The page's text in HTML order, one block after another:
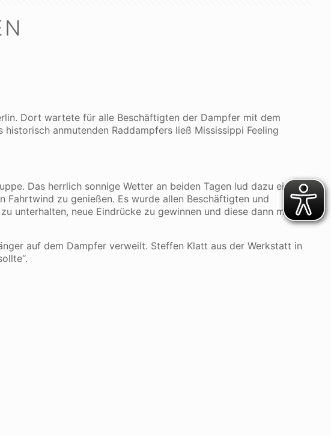
Dort wartete für alle Beschäftigten der Dampfer mit dem
anmutenden Raddampfers ließ Mississippi Feeling
Das herrlich sonnige Wetter an beiden Tagen lud dazu ein,
zu genießen. Es wurde allen Beschäftigten und
unterhalten, neue Eindrücke zu gewinnen und diese dann mit
auf dem Dampfer verweilt. Steffen Klatt aus der Werkstatt in